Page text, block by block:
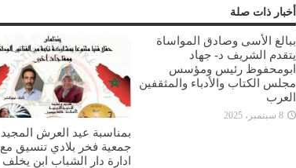
أخبار ذات صلة
ببالغ الأسى وصادق المواساة
يتقدم الشريف د- جهاد
ابومحفوظ رئيس ومؤسس
مجلس الكتاب والأدباء والمثقفين
العرب
8 سبتمبر، 2025
بمناسبة عيد العرش المجيد
جمعية فخر بلادي تنسيق مع
ادارة دار الشباب ابن يخلف